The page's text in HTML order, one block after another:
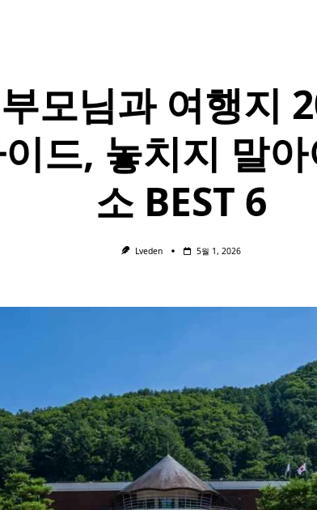
모님과 여행지
드, 놓치지 말
소 BEST 6
Lveden 5월 1, 2026